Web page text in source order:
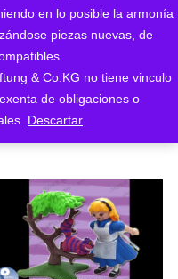
en lo posible la armonía
piezas nuevas, de
& Co.KG no tiene vinculo
de obligaciones o
Descartar
Ordenado
los
LOS